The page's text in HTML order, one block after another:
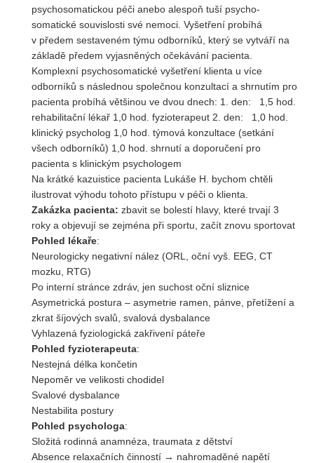
psychosomatickou péči anebo alespoň tuší psycho-
somatické souvislosti své nemoci. Vyšetření probíhá
v předem sestaveném týmu odborníků, který se vytváří na
základě předem vyjasněných očekávání pacienta.
Komplexní psychosomatické vyšetření klienta u více
odborníků s následnou společnou konzultací a shrnutím pro
pacienta probíhá většinou ve dvou dnech: 1. den: 1,5 hod.
rehabilitační lékař 1,0 hod. fyzioterapeut 2. den: 1,0 hod.
klinický psycholog 1,0 hod. týmová konzultace (setkání
všech odborníků) 1,0 hod. shrnutí a doporučení pro
pacienta s klinickým psychologem
Na krátké kazuistice pacienta Lukáše H. bychom chtěli
ilustrovat výhodu tohoto přístupu v péči o klienta.
Zakázka pacienta: zbavit se bolestí hlavy, které trvají 3
roky a objevují se zejména při sportu, začít znovu sportovat
Pohled lékaře:
Neurologicky negativní nález (ORL, oční vyš. EEG, CT
mozku, RTG)
Po interní stránce zdráv, jen suchost oční sliznice
Asymetrická postura – asymetrie ramen, pánve, přetížení a
zkrat šíjových svalů, svalová dysbalance
Vyhlazená fyziologická zakřivení páteře
Pohled fyzioterapeuta:
Nestejná délka končetin
Nepoměr ve velikosti chodidel
Svalové dysbalance
Nestabilita postury
Pohled psychologa:
Složitá rodinná anamnéza, traumata z dětství
Absence relaxačních činností → nahromaděné napětí